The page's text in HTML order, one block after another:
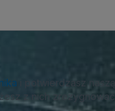
i potwierdzasz naszą
z nich zrezygnować.